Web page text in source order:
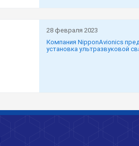
28 февраля 2023
Компания NipponAvionics
установка ультразвуковой